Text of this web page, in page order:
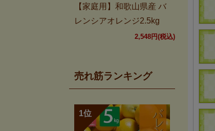
【家庭用】和歌山県産 バ
レンシアオレンジ2.5kg
2,548円(税込)
売れ筋ランキング